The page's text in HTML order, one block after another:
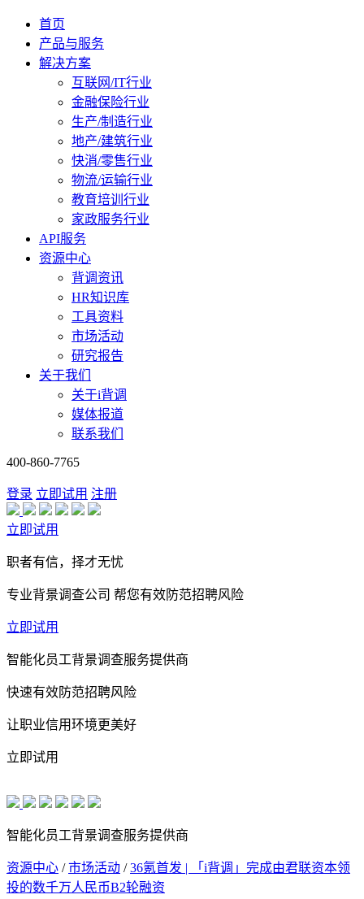
首页
产品与服务
解决方案
互联网/IT行业
金融保险行业
生产/制造行业
地产/建筑行业
快消/零售行业
物流/运输行业
教育培训行业
家政服务行业
API服务
资源中心
背调资讯
HR知识库
工具资料
市场活动
研究报告
关于我们
关于i背调
媒体报道
联系我们
400-860-7765
登录 立即试用 注册
立即试用
职者有信，择才无忧
专业背景调查公司 帮您有效防范招聘风险
立即试用
智能化员工背景调查服务提供商
快速有效防范招聘风险
让职业信用环境更美好
立即试用
智能化员工背景调查服务提供商
资源中心 /市场活动 /36氪首发 | 「i背调」完成由君联资本领
投的数千万人民币B2轮融资